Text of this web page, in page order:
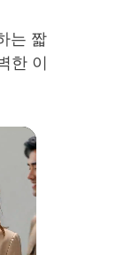
는 짧
한 이